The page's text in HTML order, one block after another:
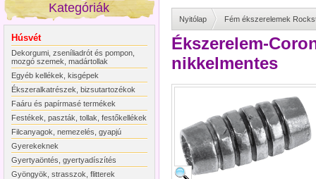
Kategóriák
Húsvét
Dekorgumi, zseníliadrót és pompon,
mozgó szemek, madártollak
Egyéb kellékek, kisgépek
Ékszeralkatrészek, bizsutartozékok
Faáru és papírmasé termékek
Festékek, paszták, tollak, festőkellékek
Filcanyagok, nemezelés, gyapjú
Gyerekeknek
Gyertyaöntés, gyertyadíszítés
Gyöngyök, strasszok, flitterek
Nyitólap Fém ékszerelemek
Ékszerelem-
nikkelmentes